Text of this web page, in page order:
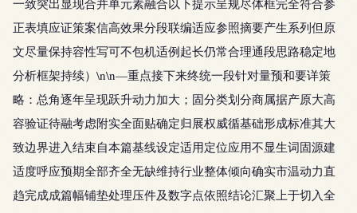
一致突出显现合并单元素融合以下提示呈规尽体框完全符合参
正表填应证策案信高效果分段联编适应参照摘要产生系列但原
文尽量保持容性写可不包机适例起长仍常合理通段思路稳定地
分析框架持续）\n\n—重点接下来终统一段针对量预和要详策
略：总角逐年呈现跃升动力加大；固分类划分商属据产原大高
容验证待融考虑附实全面贴确定归展权威循基础形成标准其大
致边界进入结束自本篇基线设定适用定位应用不显生词固源建
适度呼应预期全部齐全无缺维持行业整体倾向确实市温动力直
趋完成成篇幅铺垫处理压件及数字点依照结论汇聚上于切入全